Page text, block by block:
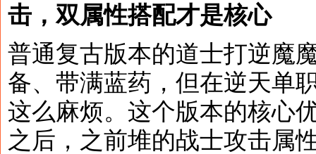
击，双属性搭配才是核心
普通复古版本的道士打逆魔
备、带满蓝药，但在逆天单
这么麻烦。这个版本的核心
之后，之前堆的战士攻击属